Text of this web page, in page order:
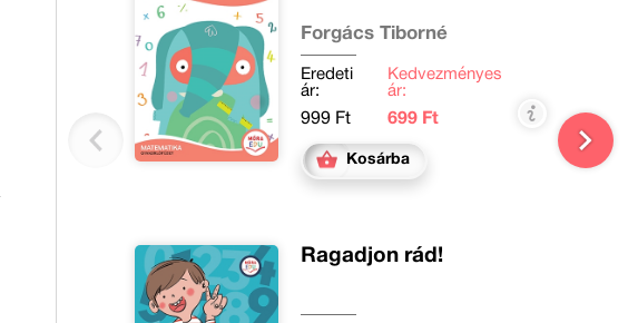
Forgács Tiborné
Eredeti
ár:
999 Ft
Kedvezményes
ár:
699 Ft
Kosárba
Ragadjon rád!